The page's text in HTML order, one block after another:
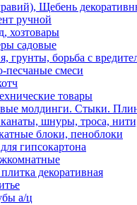
Щебень
ручной
хозтовары
садовые
грунты, борьба с
песчаные смеси
товары
молдинги. Стыки.
шнуры, троса,
блоки, пеноблоки
гипсокартона
декоративная
а/ц